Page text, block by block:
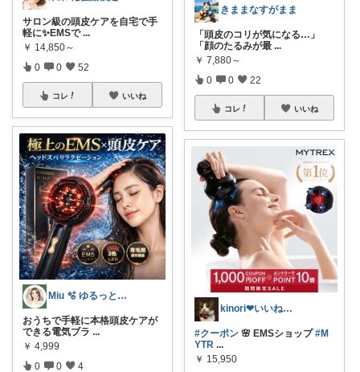
サロン級の頭皮ケアを自宅で手
軽に✨EMSで ...
￥ 14,850～
0 0 52
コレ いいね
Miu 🫧 ゆるっと自分磨き。
おうちで手軽に本格頭皮ケアが
できる電気ブラ ...
￥ 4,999
0 0 4
きままなすがまま
「頭皮のコリが気になる…」
「顔のたるみが最 ...
￥ 7,880～
0 0 22
コレ いいね
kinori❤︎いいねご購入感謝です💝
#クーポン 🌸 EMSショップ#M
YTR ...
￥ 15,950